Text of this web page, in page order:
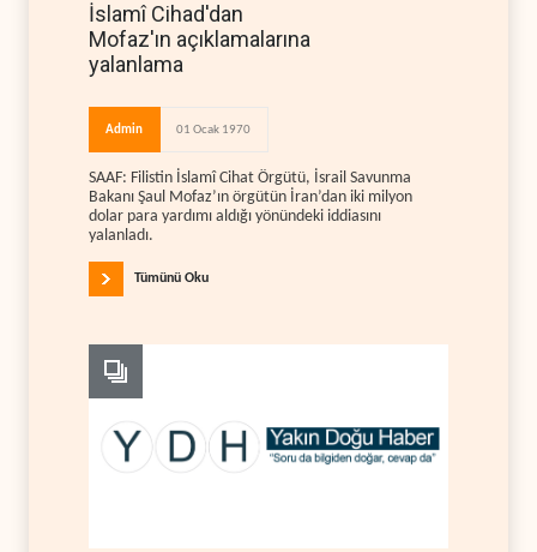
İslamî Cihad'dan
Mofaz'ın açıklamalarına
yalanlama
Admin 01 Ocak 1970
SAAF: Filistin İslamî Cihat Örgütü, İsrail Savunma
Bakanı Şaul Mofaz’ın örgütün İran’dan iki milyon
dolar para yardımı aldığı yönündeki iddiasını
yalanladı.
Tümünü Oku